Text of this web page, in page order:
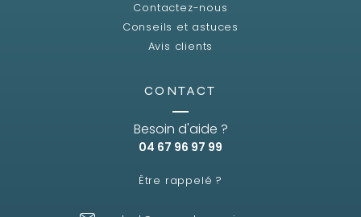
Contactez-nous
Conseils et astuces
Avis clients
CONTACT
Besoin d'aide ?
04 67 96 97 99
Être rappelé ?